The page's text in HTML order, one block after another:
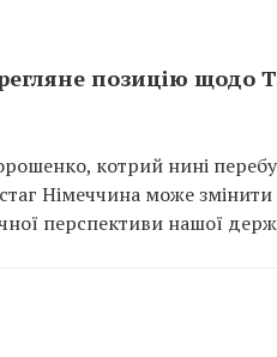
позицію щодо
котрий нині
Німеччина може
перспективи нашої